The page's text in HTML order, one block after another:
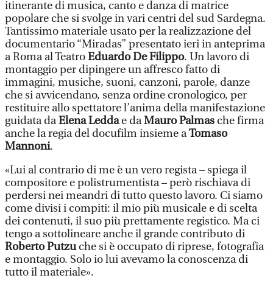
itinerante di musica, canto e danza di matrice
popolare che si svolge in vari centri del sud Sardegna.
Tantissimo materiale usato per la realizzazione del
documentario “Miradas” presentato ieri in anteprima
a Roma al TeatroEduardo De Filippo. Un lavoro di
montaggio per dipingere un affresco fatto di
immagini, musiche, suoni, canzoni, parole, danze
che si avvicendano, senza ordine cronologico, per
restituire allo spettatore l’anima della manifestazione
guidata daElena Leddae daMauro Palmas che firma
anche la regia del docufilm insieme aTomaso
Mannoni.
«Lui al contrario di me è un vero regista – spiega il
compositore e polistrumentista – però rischiava di
perdersi nei meandri di tutto questo lavoro. Ci siamo
come divisi i compiti: il mio più musicale e di scelta
dei contenuti, il suo più prettamente registico. Ma ci
tengo a sottolineare anche il grande contributo di
Roberto Putzuche si è occupato di riprese, fotografia
e montaggio. Solo io lui avevamo la conoscenza di
tutto il materiale».